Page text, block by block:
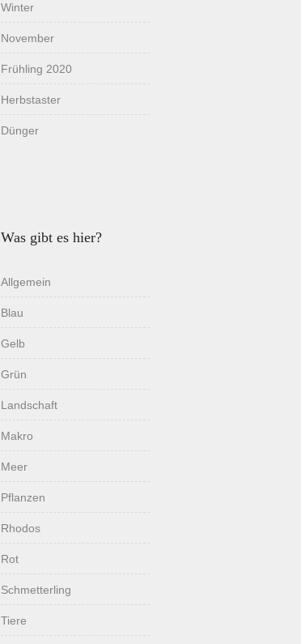
Winter
November
Frühling 2020
Herbstaster
Dünger
Was gibt es hier?
Allgemein
Blau
Gelb
Grün
Landschaft
Makro
Meer
Pflanzen
Rhodos
Rot
Schmetterling
Tiere